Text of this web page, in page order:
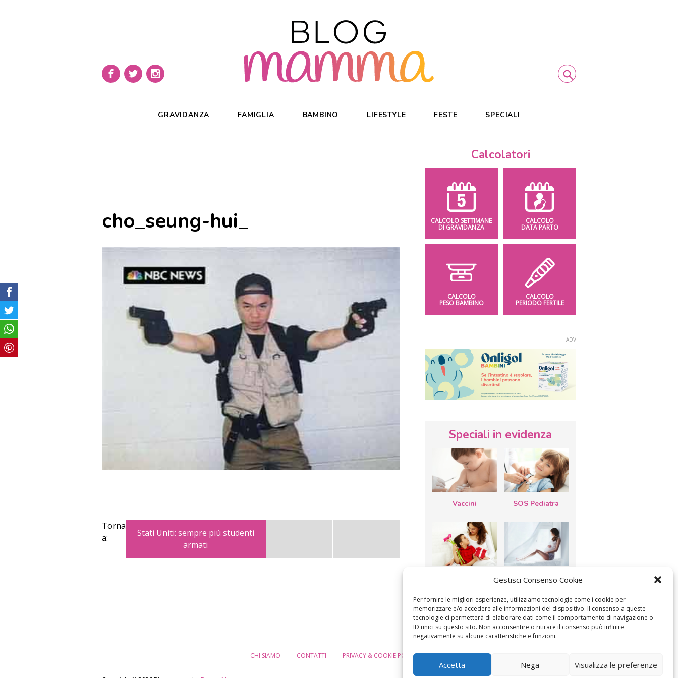
Gestisci Consenso Cookie
Per fornire le migliori esperienze, utilizziamo tecnologie come i cookie per
memorizzare e/o accedere alle informazioni del dispositivo. Il consenso a queste
tecnologie ci permetterà di elaborare dati come il comportamento di navigazione o
ID unici su questo sito. Non acconsentire o ritirare il consenso può influire
negativamente su alcune caratteristiche e funzioni.
Accetta Nega Visualizza le preferenze
GRAVIDANZA FAMIGLIA BAMBINO LIFESTYLE FESTE SPECIALI
cho_seung-hui_
Torna
a:
Stati Uniti: sempre più studenti
armati
Calcolatori
CALCOLO SETTIMANE
DI GRAVIDANZA
CALCOLO
DATA PARTO
CALCOLO
PESO BAMBINO
CALCOLO
PERIODO FERTILE
Speciali in evidenza
Vaccini SOS Pediatra
mamma: lavoretti,
filastrocche
Le settimane di
gravidanza
CHI SIAMO CONTATTI PRIVACY & COOKIE POLICY MODIFICA IL CONSENSO